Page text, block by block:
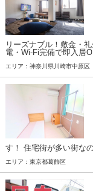
リーズナブル！敷金・
電・Wi-Fi完備で即入居
エリア：神奈川県川崎市中原区
す！ 住宅街が多い街な
エリア：東京都葛飾区